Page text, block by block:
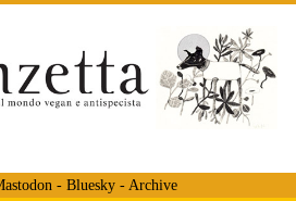
- Bluesky- Archive